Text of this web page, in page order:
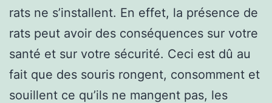
rats ne s’installent. En effet, la présence de
rats peut avoir des conséquences sur votre
santé et sur votre sécurité. Ceci est dû au
fait que des souris rongent, consomment et
souillent ce qu’ils ne mangent pas, les